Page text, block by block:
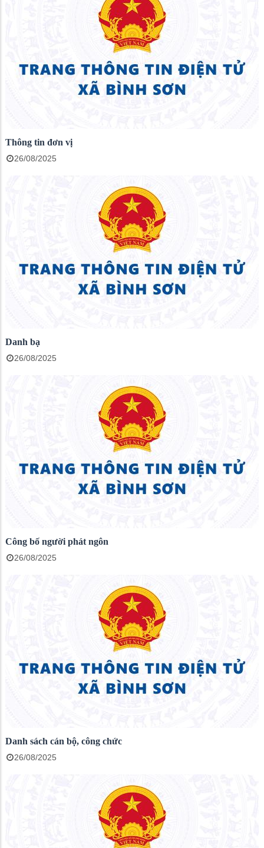
Thông tin đơn vị
26/08/2025
Danh bạ
26/08/2025
Công bố người phát ngôn
26/08/2025
Danh sách cán bộ, công chức
26/08/2025